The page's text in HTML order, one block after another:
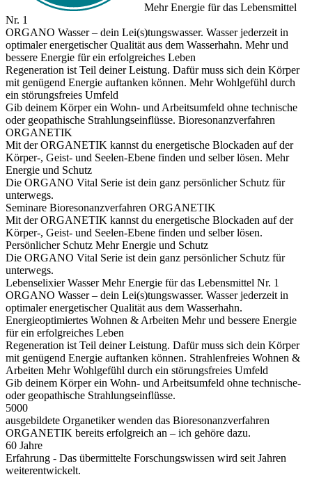
Mehr Energie für das Lebensmittel
Nr. 1
ORGANO Wasser – dein Lei(s)tungswasser. Wasser jederzeit in
optimaler energetischer Qualität aus dem Wasserhahn. Mehr und
bessere Energie für ein erfolgreiches Leben
Regeneration ist Teil deiner Leistung. Dafür muss sich dein Körper
mit genügend Energie auftanken können. Mehr Wohlgefühl durch
ein störungsfreies Umfeld
Gib deinem Körper ein Wohn- und Arbeitsumfeld ohne technische
oder geopathische Strahlungseinflüsse. Bioresonanzverfahren
ORGANETIK
Mit der ORGANETIK kannst du energetische Blockaden auf der
Körper-, Geist- und Seelen-Ebene finden und selber lösen. Mehr
Energie und Schutz
Die ORGANO Vital Serie ist dein ganz persönlicher Schutz für
unterwegs.
Seminare Bioresonanzverfahren ORGANETIK
Mit der ORGANETIK kannst du energetische Blockaden auf der
Körper-, Geist- und Seelen-Ebene finden und selber lösen.
Persönlicher Schutz Mehr Energie und Schutz
Die ORGANO Vital Serie ist dein ganz persönlicher Schutz für
unterwegs.
Lebenselixier Wasser Mehr Energie für das Lebensmittel Nr. 1
ORGANO Wasser – dein Lei(s)tungswasser. Wasser jederzeit in
optimaler energetischer Qualität aus dem Wasserhahn.
Energieoptimiertes Wohnen & Arbeiten Mehr und bessere Energie
für ein erfolgreiches Leben
Regeneration ist Teil deiner Leistung. Dafür muss sich dein Körper
mit genügend Energie auftanken können. Strahlenfreies Wohnen &
Arbeiten Mehr Wohlgefühl durch ein störungsfreies Umfeld
Gib deinem Körper ein Wohn- und Arbeitsumfeld ohne technische-
oder geopathische Strahlungseinflüsse.
5000
ausgebildete Organetiker wenden das Bioresonanzverfahren
ORGANETIK bereits erfolgreich an – ich gehöre dazu.
60 Jahre
Erfahrung - Das übermittelte Forschungswissen wird seit Jahren
weiterentwickelt.